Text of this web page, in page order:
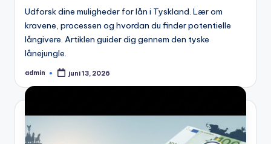
Udforsk dine muligheder for lån i Tyskland. Lær om
kravene, processen og hvordan du finder potentielle
långivere. Artiklen guider dig gennem den tyske
lånejungle.
Posted
admin juni 13, 2026